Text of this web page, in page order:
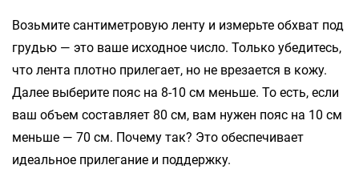
Возьмите сантиметровую ленту и измерьте обхват под
грудью — это ваше исходное число. Только убедитесь,
что лента плотно прилегает, но не врезается в кожу.
Далее выберите пояс на 8-10 см меньше. То есть, если
ваш объем составляет 80 см, вам нужен пояс на 10 см
меньше — 70 см. Почему так? Это обеспечивает
идеальное прилегание и поддержку.